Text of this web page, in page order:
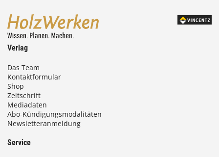
Verlag
Das Team
Kontaktformular
Shop
Zeitschrift
Mediadaten
Abo-Kündigungsmodalitäten
Newsletteranmeldung
Service